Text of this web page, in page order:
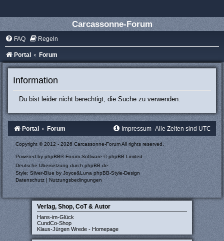
Carcassonne-Forum
FAQ Regeln
Portal Forum
Information
Du bist leider nicht berechtigt, die Suche zu verwenden.
Portal Forum Alle Zeiten sind UTC
Impressum
Copyright © 2012 - 2026 Carcassonne-Forum All rights reserved.
Powered by phpBB® Forum Software © phpBB Limited
Deutsche Übersetzung durch phpBB.de
Style: Silver-Blue by Joyce&LunaphpBB-Style-Design
Datenschutz | Nutzungsbedingungen
Verlag, Shop, CoT & Autor
Hans-im-Glück
CundCo-Shop
Klaus-Jürgen Wrede - Homepage